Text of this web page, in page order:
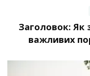
Заголовок: Як
важливих